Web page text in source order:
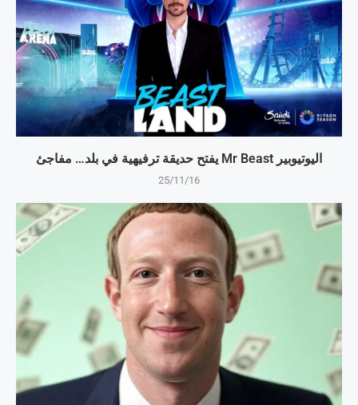
اليوتيوبير Mr Beast يفتح حديقة ترفيهية في بلد… مفاجئ
25/11/16